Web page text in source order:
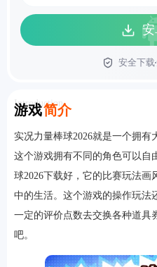
安全下载
游戏简介
Introduction
实况力量棒球2026就是一个拥有
这个游戏拥有不同的角色可以自
球2026下载好，它的比赛玩法
中的生活。这个游戏的操作玩法
一定的评价点数去交换各种道具
吧。